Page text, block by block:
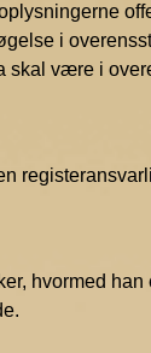
i
skal være i
hvormed